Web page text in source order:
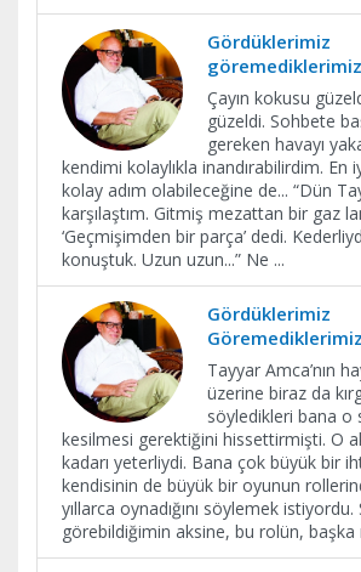
Gördüklerimiz
Çayın kokusu
güzeldi. Sohbete
gereken havayı
kendimi kolaylıkla inandırabilirdim. En
kolay adım olabileceğine de... “Dün
karşılaştım. Gitmiş mezattan bir gaz
‘Geçmişimden bir parça’ dedi.
konuştuk. Uzun uzun...” Ne ...
Gördüklerimiz
Tayyar Amca’nın
üzerine biraz da
söyledikleri bana o
kesilmesi gerektiğini hissettirmişti. O
kadarı yeterliydi. Bana çok büyük bir
kendisinin de büyük bir oyunun
yıllarca oynadığını söylemek istiyordu.
görebildiğimin aksine, bu rolün, başka